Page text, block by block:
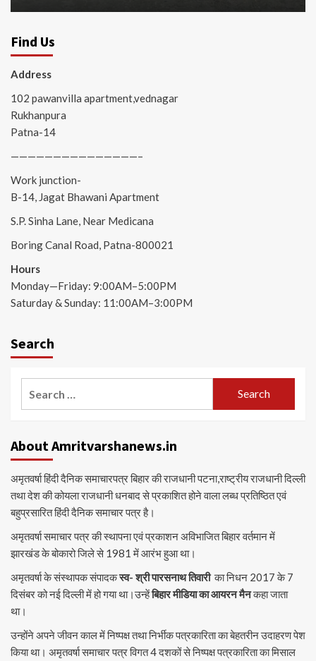
Find Us
Address
102 pawanvilla apartment,vednagar
Rukhanpura
Patna-14
———————————————–
Work junction-
B-14, Jagat Bhawani Apartment
S.P. Sinha Lane, Near Medicana
Boring Canal Road, Patna-800021
Hours
Monday—Friday: 9:00AM–5:00PM
Saturday & Sunday: 11:00AM–3:00PM
Search
About Amritvarshanews.in
अमृतवर्षा हिंदी दैनिक समाचारपत्र बिहार की राजधानी पटना,राष्ट्रीय राजधानी दिल्ली
तथा देश की कोयला राजधानी धनबाद से प्रकाशित होने वाला लब्ध प्रतिष्ठित एवं
बहुप्रसारित हिंदी दैनिक समाचार पत्र है।
अमृतवर्षा समाचार पत्र की स्थापना एवं प्रकाशन अविभाजित बिहार वर्तमान में
झारखंड के बोकारो जिले से 1981 में आरंभ हुआ था।
अमृतवर्षा के संस्थापक संपादकस्व- श्री पारसनाथ तिवारीका निधन 2017 के 7
दिसंबर को नई दिल्ली में हो गया था।उन्हेंबिहार मीडिया का आयरन मैनकहा जाता
था।
उन्होंने अपने जीवन काल में निष्पक्ष तथा निर्भीक पत्रकारिता का बेहतरीन उदाहरण पेश
किया था। अमृतवर्षा समाचार पत्र विगत 4 दशकों से निष्पक्ष पत्रकारिता का मिसाल